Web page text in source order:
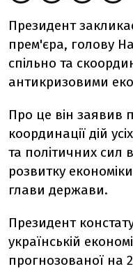
Президент
прем'єра, голову
спільно та
антикризовими
Про це він заявив
координації дій
та політичних сил
розвитку
глави держави.
Президент
українській
прогнозованої на